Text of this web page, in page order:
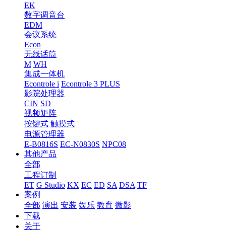
EK
数字调音台
EDM
会议系统
Econ
无线话筒
M WH
集成一体机
Econtrole i Econtrole 3 PLUS
影院处理器
CIN SD
视频矩阵
按键式 触摸式
电源管理器
E-B0816S EC-N0830S NPC08
其他产品
全部
工程订制
ET G Studio KX EC ED SA DSA TF
案例
全部 演出 安装 娱乐 教育 微影
下载
关于